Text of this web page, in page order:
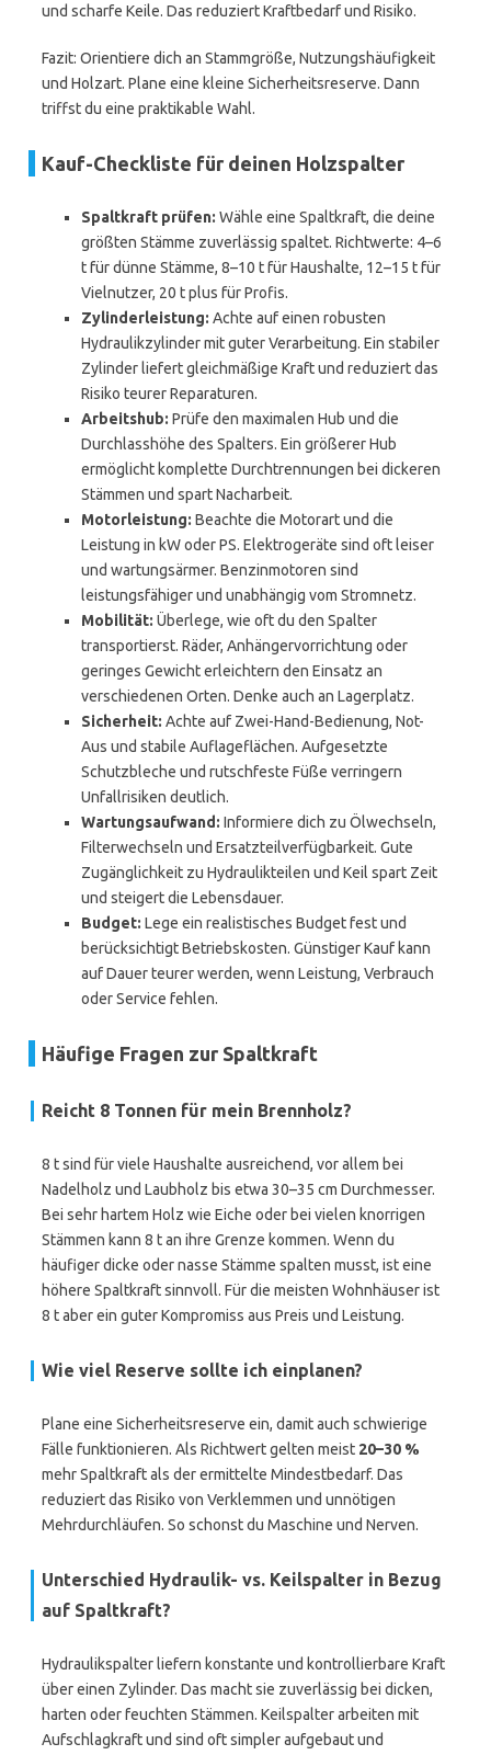
und scharfe Keile. Das reduziert Kraftbedarf und Risiko.
Fazit: Orientiere dich an Stammgröße, Nutzungshäufigkeit
und Holzart. Plane eine kleine Sicherheitsreserve. Dann
triffst du eine praktikable Wahl.
Kauf-Checkliste für deinen Holzspalter
Spaltkraft prüfen: Wähle eine Spaltkraft, die deine
größten Stämme zuverlässig spaltet. Richtwerte: 4–6
t für dünne Stämme, 8–10 t für Haushalte, 12–15 t für
Vielnutzer, 20 t plus für Profis.
Zylinderleistung: Achte auf einen robusten
Hydraulikzylinder mit guter Verarbeitung. Ein stabiler
Zylinder liefert gleichmäßige Kraft und reduziert das
Risiko teurer Reparaturen.
Arbeitshub: Prüfe den maximalen Hub und die
Durchlasshöhe des Spalters. Ein größerer Hub
ermöglicht komplette Durchtrennungen bei dickeren
Stämmen und spart Nacharbeit.
Motorleistung: Beachte die Motorart und die
Leistung in kW oder PS. Elektrogeräte sind oft leiser
und wartungsärmer. Benzinmotoren sind
leistungsfähiger und unabhängig vom Stromnetz.
Mobilität: Überlege, wie oft du den Spalter
transportierst. Räder, Anhängervorrichtung oder
geringes Gewicht erleichtern den Einsatz an
verschiedenen Orten. Denke auch an Lagerplatz.
Sicherheit: Achte auf Zwei-Hand-Bedienung, Not-
Aus und stabile Auflageflächen. Aufgesetzte
Schutzbleche und rutschfeste Füße verringern
Unfallrisiken deutlich.
Wartungsaufwand: Informiere dich zu Ölwechseln,
Filterwechseln und Ersatzteilverfügbarkeit. Gute
Zugänglichkeit zu Hydraulikteilen und Keil spart Zeit
und steigert die Lebensdauer.
Budget: Lege ein realistisches Budget fest und
berücksichtigt Betriebskosten. Günstiger Kauf kann
auf Dauer teurer werden, wenn Leistung, Verbrauch
oder Service fehlen.
Häufige Fragen zur Spaltkraft
Reicht 8 Tonnen für mein Brennholz?
8 t sind für viele Haushalte ausreichend, vor allem bei
Nadelholz und Laubholz bis etwa 30–35 cm Durchmesser.
Bei sehr hartem Holz wie Eiche oder bei vielen knorrigen
Stämmen kann 8 t an ihre Grenze kommen. Wenn du
häufiger dicke oder nasse Stämme spalten musst, ist eine
höhere Spaltkraft sinnvoll. Für die meisten Wohnhäuser ist
8 t aber ein guter Kompromiss aus Preis und Leistung.
Wie viel Reserve sollte ich einplanen?
Plane eine Sicherheitsreserve ein, damit auch schwierige
Fälle funktionieren. Als Richtwert gelten meist 20–30 %
mehr Spaltkraft als der ermittelte Mindestbedarf. Das
reduziert das Risiko von Verklemmen und unnötigen
Mehrdurchläufen. So schonst du Maschine und Nerven.
Unterschied Hydraulik- vs. Keilspalter in Bezug
auf Spaltkraft?
Hydraulikspalter liefern konstante und kontrollierbare Kraft
über einen Zylinder. Das macht sie zuverlässig bei dicken,
harten oder feuchten Stämmen. Keilspalter arbeiten mit
Aufschlagkraft und sind oft simpler aufgebaut und